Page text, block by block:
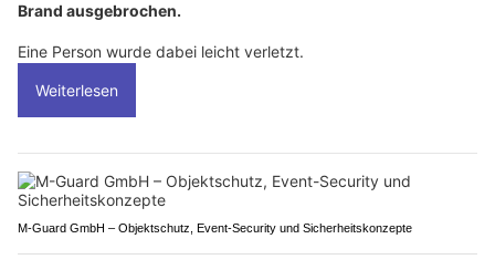
Brand ausgebrochen.
Eine Person wurde dabei leicht verletzt.
Weiterlesen
M-Guard GmbH – Objektschutz, Event-Security und Sicherheitskonzepte